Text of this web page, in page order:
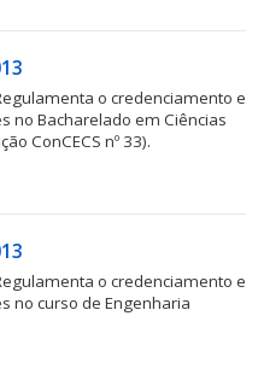
o credenciamento e
no Bacharelado em Ciências
ConCECS nº 33).
o credenciamento e
no curso de Engenharia